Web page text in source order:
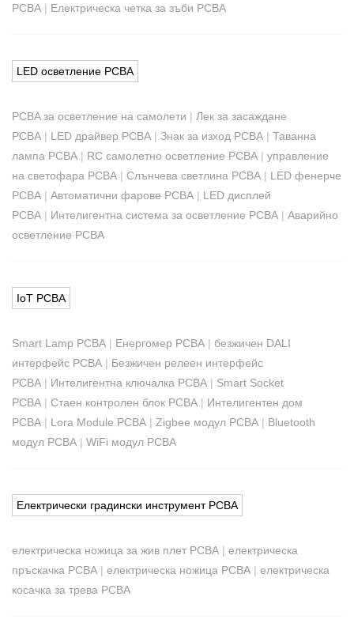
PCBA | Електрическа четка за зъби PCBA
LED осветление PCBA
PCBA за осветление на самолети | Лек за засаждане
PCBA | LED драйвер PCBA | Знак за изход PCBA | Таванна
лампа PCBA | RC самолетно осветление PCBA | управление
на светофара PCBA | Слънчева светлина PCBA | LED фенерче
PCBA | Автоматични фарове PCBA | LED дисплей
PCBA | Интелигентна система за осветление PCBA | Аварийно
осветление PCBA
IoT PCBA
Smart Lamp PCBA | Енергомер PCBA | безжичен DALI
интерфейс PCBA | Безжичен релеен интерфейс
PCBA | Интелигентна ключалка PCBA | Smart Socket
PCBA | Стаен контролен блок PCBA | Интелигентен дом
PCBA | Lora Module PCBA | Zigbee модул PCBA | Bluetooth
модул PCBA | WiFi модул PCBA
Електрически градински инструмент PCBA
електрическа ножица за жив плет PCBA | електрическа
пръскачка PCBA | електрическа ножица PCBA | електрическа
косачка за трева PCBA